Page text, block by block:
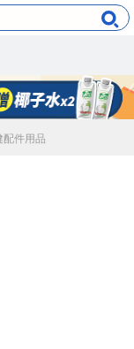
配件用品